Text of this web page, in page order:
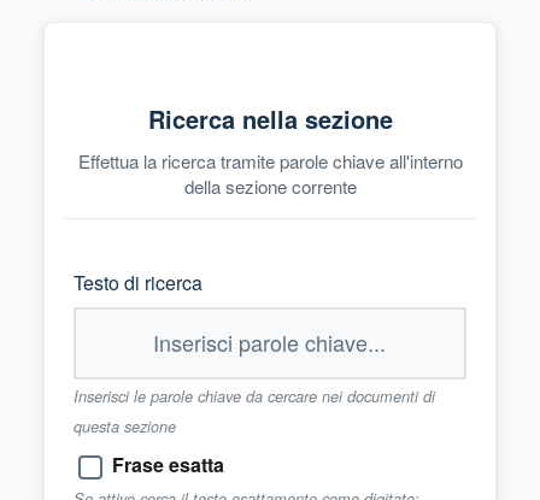
Ricerca nella sezione
Effettua la ricerca tramite parole chiave all'interno
della sezione corrente
Testo di ricerca
Inserisci le parole chiave da cercare nei documenti di
questa sezione
Frase esatta